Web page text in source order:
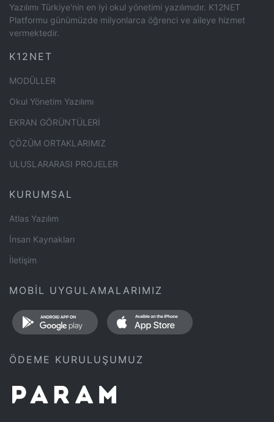
Yazılımı Türkiye'nin en iyi okul yönetimi yazılımıdır. K12NET
Platformu günümüzde milyonlarca öğrenci ve aileye hizmet
vermektedir.
K12NET
MODÜLLER
Okul Yönetim Yazılımı
EKRAN GÖRÜNTÜLERİ
ÇÖZÜM ORTAKLARIMIZ
ULUSLARARASI PROJELER
KURUMSAL
Atlas Yazılım
İnsan Kaynakları
İletişim
MOBİL UYGULAMALARIMIZ
ÖDEME KURULUŞUMUZ